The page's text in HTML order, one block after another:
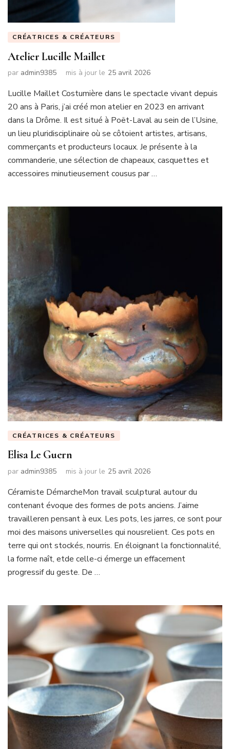
CRÉATRICES & CRÉATEURS
Atelier Lucille Maillet
par admin9385 mis à jour le 25 avril 2026
Lucille Maillet Costumière dans le spectacle vivant depuis
20 ans à Paris, j’ai créé mon atelier en 2023 en arrivant
dans la Drôme. Il est situé à Poët-Laval au sein de l’Usine,
un lieu pluridisciplinaire où se côtoient artistes, artisans,
commerçants et producteurs locaux. Je présente à la
commanderie, une sélection de chapeaux, casquettes et
accessoires minutieusement cousus par …
CRÉATRICES & CRÉATEURS
Elisa Le Guern
par admin9385 mis à jour le 25 avril 2026
Céramiste DémarcheMon travail sculptural autour du
contenant évoque des formes de pots anciens. J’aime
travailleren pensant à eux. Les pots, les jarres, ce sont pour
moi des maisons universelles qui nousrelient. Ces pots en
terre qui ont stockés, nourris. En éloignant la fonctionnalité,
la forme naît, etde celle-ci émerge un effacement
progressif du geste. De …